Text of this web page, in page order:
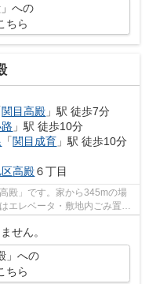
への
ちら
関目高殿 」駅 徒歩7分
」駅 徒歩10分
「関目成育 」駅 徒歩10分
区高殿６丁目
殿」です。家から345mの場
エレベータ・敷地内ごみ置き
せん。
」への
ちら